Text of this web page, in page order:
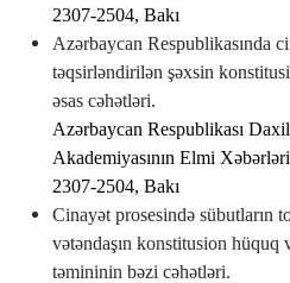
2307-2504, Bakı
Аzərbaycan Respublikasında
təqsirləndirilən şəxsin
əsas cəhətləri.
Аzərbaycan Respublikası
Аkademiyasının Еlmi Xəbərləri
2307-2504, Bakı
Cinayət prosesində sübutların
vətəndaşın konstitusion hüquq
təmininin bəzi cəhətləri.